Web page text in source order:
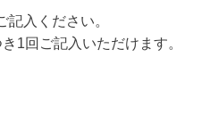
入ください。
1回ご記入いただけます。